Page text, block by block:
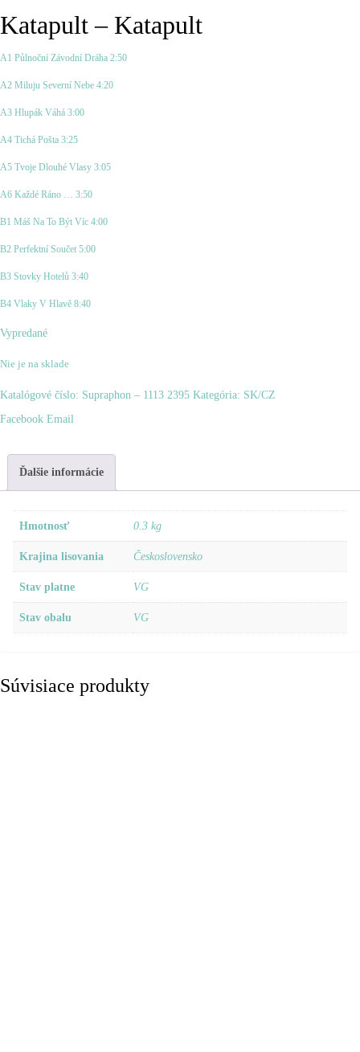
Katapult – Katapult
A1 Půlnoční Závodní Dráha 2:50
A2 Miluju Severní Nebe 4:20
A3 Hlupák Váhá 3:00
A4 Tichá Pošta 3:25
A5 Tvoje Dlouhé Vlasy 3:05
A6 Každé Ráno … 3:50
B1 Máš Na To Být Víc 4:00
B2 Perfektní Součet 5:00
B3 Stovky Hotelů 3:40
B4 Vlaky V Hlavě 8:40
Vypredané
Nie je na sklade
Katalógové číslo: Supraphon ‎– 1113 2395 Kategória: SK/CZ
Zdieľať
Facebook Email
Ďalšie informácie
Hmotnosť 0.3 kg
Krajina lisovania Československo
Stav platne VG
Stav obalu VG
Súvisiace produkty